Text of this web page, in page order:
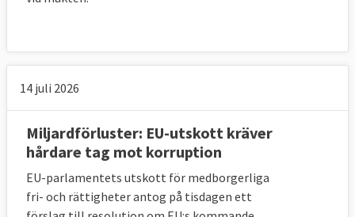
14 juli 2026
Miljardförluster: EU-utskott kräver
hårdare tag mot korruption
EU-parlamentets utskott för medborgerliga
fri- och rättigheter antog på tisdagen ett